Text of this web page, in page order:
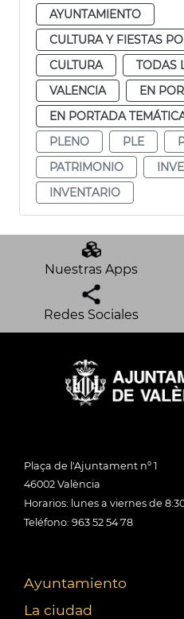
AYUNTAMIENTO
CULTURA Y FIESTAS
CULTURA
TODAS
VALENCIA
EN
EN PORTADA
PLENO
PLE
PATRIMONIO
INVENTARIO
Nuestras Apps
Redes Sociales
Plaça de l'Ajuntament nº 1
46002 València
Horarios: lunes a viernes de
Teléfono: 963 52 54 78
Ayuntamiento
La ciudad